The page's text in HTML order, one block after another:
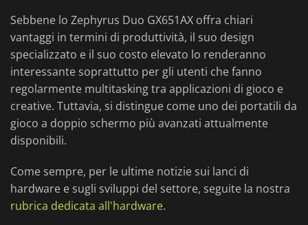
Sebbene lo Zephyrus Duo GX651AX offra chiari
vantaggi in termini di produttività, il suo design
specializzato e il suo costo elevato lo renderanno
interessante soprattutto per gli utenti che fanno
regolarmente multitasking tra applicazioni di gioco e
creative. Tuttavia, si distingue come uno dei portatili da
gioco a doppio schermo più avanzati attualmente
disponibili.
Come sempre, per le ultime notizie sui lanci di
hardware e sugli sviluppi del settore, seguite la nostra
rubrica dedicata all'hardware.